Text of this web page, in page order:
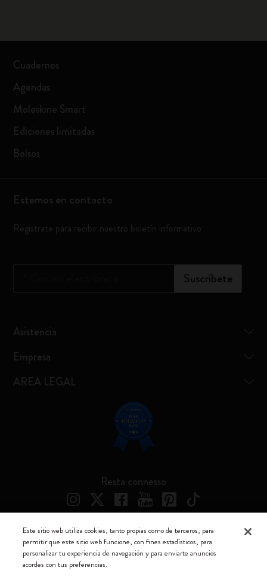
Cuadernos
Agendas
Moleskine Smart
Ediciones limitadas
Bolsos
Estemos en contacto
Regístrate para recibir nuestro boletín informativo
Suscríbete
Asistencia
Empresa
AREA LEGAL
Resta connesso
Moleskine ® es una marca registrada de Moleskine Srl a socio unico
Moleskine srl a socio unico - Via Bergognone, 34 – 20144 Milano -
Este sitio web utiliza cookies, tanto propias como de terceros, para
permitir que este sitio web funcione, con fines estadísticos, para
personalizar tu experiencia de navegación y para enviarte anuncios
acordes con tus preferencias.